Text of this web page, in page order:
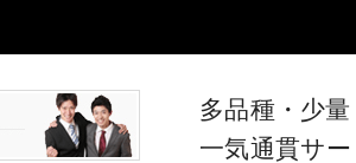
多品種・少
一気通貫サ